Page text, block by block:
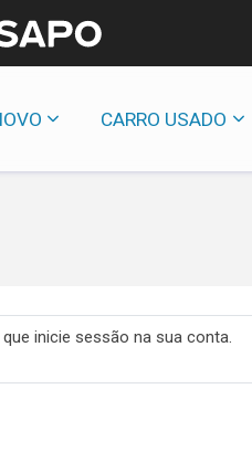
CARRO USADO
inicie sessão na sua conta.